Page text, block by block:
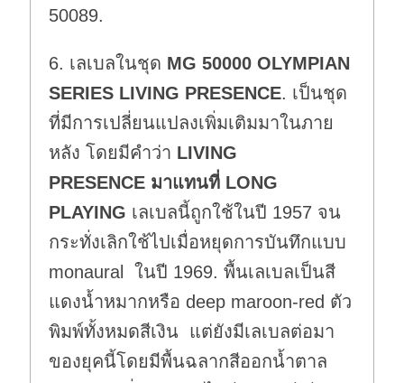
50089.
6. เลเบลในชุด MG 50000 OLYMPIAN
SERIES LIVING PRESENCE. เป็นชุด
ที่มีการเปลี่ยนแปลงเพิ่มเติมมาในภาย
หลัง โดยมีคำว่า LIVING
PRESENCE มาแทนที่ LONG
PLAYING เลเบลนี้ถูกใช้ในปี 1957 จน
กระทั่งเลิกใช้ไปเมื่อหยุดการบันทึกแบบ
monaural ในปี 1969. พื้นเลเบลเป็นสี
แดงน้ำหมากหรือ deep maroon-red ตัว
พิมพ์ทั้งหมดสีเงิน แต่ยังมีเลเบลต่อมา
ของยุคนี้โดยมีพื้นฉลากสีออกน้ำตาล